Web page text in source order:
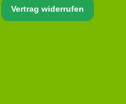
Vertrag widerrufen